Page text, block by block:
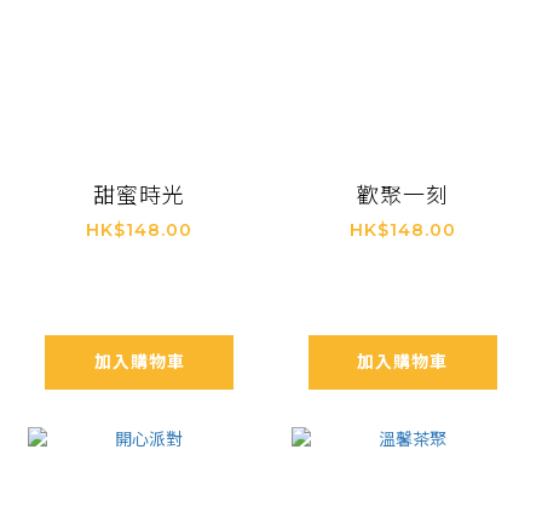
甜蜜時光
HK$148.00
加入購物車
歡聚一刻
HK$148.00
加入購物車